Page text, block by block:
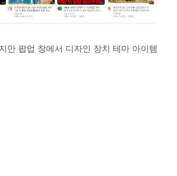
만 팝업 창에서 디자인 장치 테마 아이템